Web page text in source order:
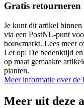
Gratis
Je kunt dit artikel binnen
via een PostNL-punt
bouwmarkt. Lees meer
Let op: De bedenktijd
op maat gemaakte
planten.
Meer informatie over de
Meer uit deze